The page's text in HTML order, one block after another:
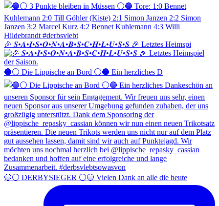
🎉 𝑺•𝑨•𝑰•𝑺•𝑶•𝑵•𝑨•𝑩•𝑺•𝑪•𝑯•𝑳•𝑼•𝑺•𝑺 🎉 Letztes Heimspi
🔵⚪️ Die Lippische an Bord ⚪️🔵 Ein herzliches D
🔵⚪️ DERBYSIEGER ⚪️🔵 Vielen Dank an alle die heute